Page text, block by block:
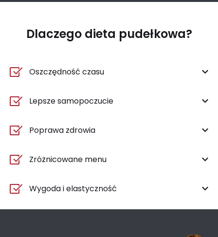
Dlaczego dieta pudełkowa?
Oszczędność czasu
Lepsze samopoczucie
Poprawa zdrowia
Zróżnicowane menu
Wygoda i elastyczność